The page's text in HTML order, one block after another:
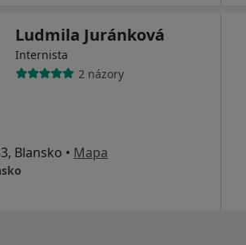
Ludmila Juránková
Internista
2 názory
Blansko • Mapa